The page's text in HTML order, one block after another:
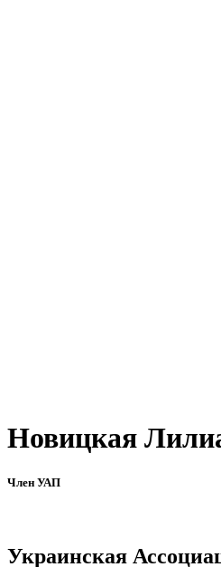
Новицкая
Член УАП
Украинская